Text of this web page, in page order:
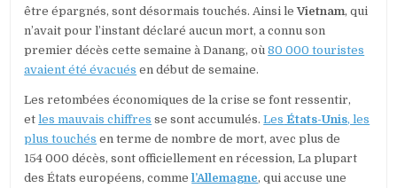
être épargnés, sont désormais touchés. Ainsi leVietnam, qui
n’avait pour l’instant déclaré aucun mort, a connu son
premier décès cette semaine à Danang, où80 000 touristes
avaient été évacués en début de semaine.
Les retombées économiques de la crise se font ressentir,
etles mauvais chiffres se sont accumulés.Les États-Unis, les
plus touchés en terme de nombre de mort, avec plus de
154 000 décès, sont officiellement en récession, La plupart
des États européens, commel’Allemagne, qui accuse une